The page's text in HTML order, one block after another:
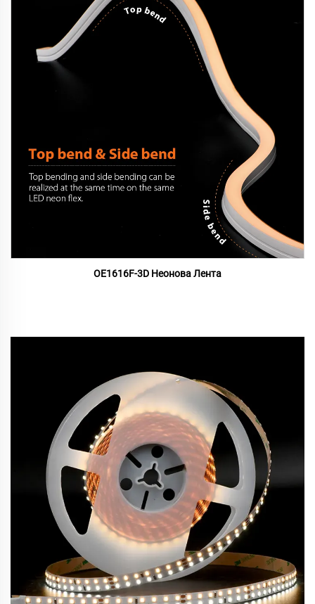
OE1616F-3D Неонова Лента